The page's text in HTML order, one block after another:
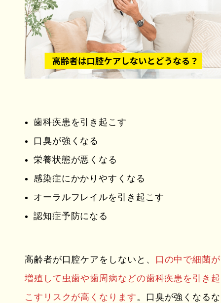
歯科疾患を引き起こす
口臭が強くなる
栄養状態が悪くなる
感染症にかかりやすくなる
オーラルフレイルを引き起こす
認知症予防になる
高齢者が口腔ケアをしないと、
口の中で細菌が
増殖して虫歯や歯周病などの歯科疾患を引き起
こすリスクが高くなります。口臭が強くなるな